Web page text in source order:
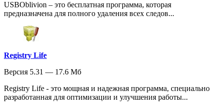
USBOblivion – это бесплатная программа, которая
предназначена для полного удаления всех следов...
Registry Life
Версия 5.31 — 17.6 Мб
Registry Life - это мощная и надежная программа, специально
разработанная для оптимизации и улучшения работы...